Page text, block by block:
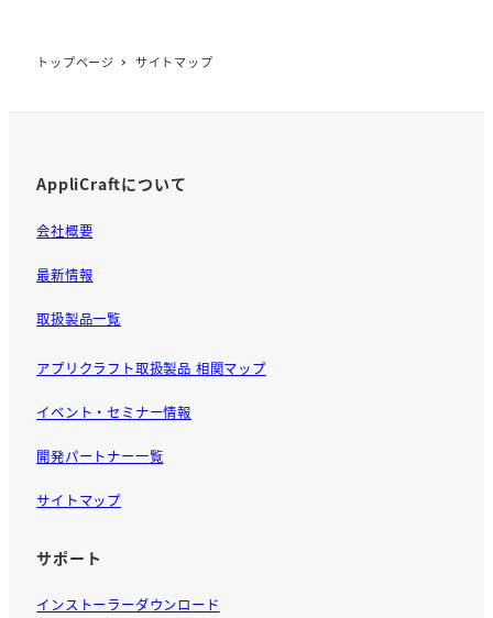
トップページ サイトマップ
AppliCraftについて
会社概要
最新情報
取扱製品一覧
アプリクラフト取扱製品 相関マップ
イベント・セミナー情報
開発パートナー一覧
サイトマップ
サポート
インストーラーダウンロード